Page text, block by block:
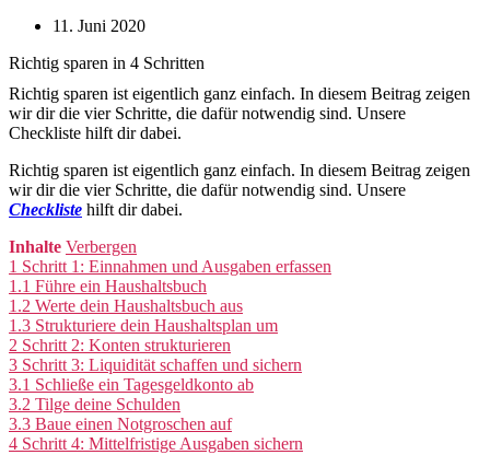
11. Juni 2020
Richtig sparen in 4 Schritten
Richtig sparen ist eigentlich ganz einfach. In diesem Beitrag zeigen
wir dir die vier Schritte, die dafür notwendig sind. Unsere
Checkliste hilft dir dabei.
Richtig sparen ist eigentlich ganz einfach. In diesem Beitrag zeigen
wir dir die vier Schritte, die dafür notwendig sind. Unsere
Checkliste hilft dir dabei.
Inhalte Verbergen
1 Schritt 1: Einnahmen und Ausgaben erfassen
1.1 Führe ein Haushaltsbuch
1.2 Werte dein Haushaltsbuch aus
1.3 Strukturiere dein Haushaltsplan um
2 Schritt 2: Konten strukturieren
3 Schritt 3: Liquidität schaffen und sichern
3.1 Schließe ein Tagesgeldkonto ab
3.2 Tilge deine Schulden
3.3 Baue einen Notgroschen auf
4 Schritt 4: Mittelfristige Ausgaben sichern